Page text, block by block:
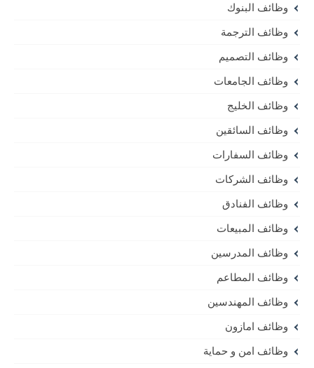
وظائف البنوك
وظائف الترجمة
وظائف التصميم
وظائف الجامعات
وظائف الخليج
وظائف السائقين
وظائف السفارات
وظائف الشركات
وظائف الفنادق
وظائف المبيعات
وظائف المدرسين
وظائف المطاعم
وظائف المهندسين
وظائف امازون
وظائف امن و حماية